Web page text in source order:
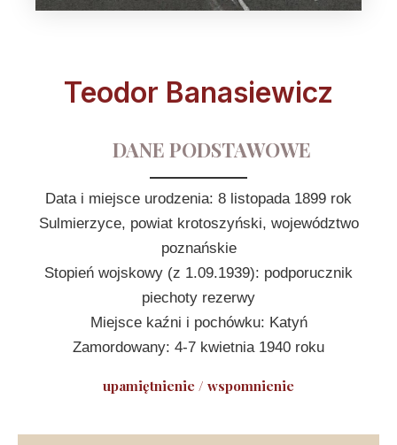
Teodor Banasiewicz
DANE PODSTAWOWE
Data i miejsce urodzenia: 8 listopada 1899 rok
Sulmierzyce, powiat krotoszyński, województwo
poznańskie
Stopień wojskowy (z 1.09.1939): podporucznik
piechoty rezerwy
Miejsce kaźni i pochówku: Katyń
Zamordowany: 4-7 kwietnia 1940 roku
upamiętnienie / wspomnienie